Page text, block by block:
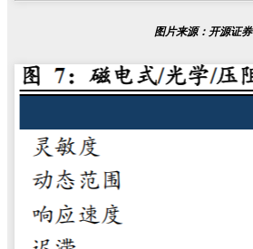
图片来源：开源证券